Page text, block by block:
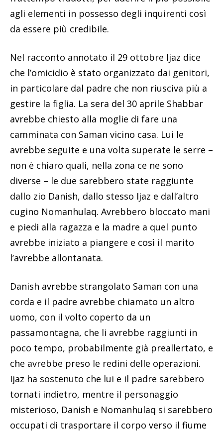
agli elementi in possesso degli inquirenti così
da essere più credibile.
Nel racconto annotato il 29 ottobre Ijaz dice
che l’omicidio è stato organizzato dai genitori,
in particolare dal padre che non riusciva più a
gestire la figlia. La sera del 30 aprile Shabbar
avrebbe chiesto alla moglie di fare una
camminata con Saman vicino casa. Lui le
avrebbe seguite e una volta superate le serre –
non è chiaro quali, nella zona ce ne sono
diverse – le due sarebbero state raggiunte
dallo zio Danish, dallo stesso Ijaz e dall’altro
cugino Nomanhulaq. Avrebbero bloccato mani
e piedi alla ragazza e la madre a quel punto
avrebbe iniziato a piangere e così il marito
l’avrebbe allontanata.
Danish avrebbe strangolato Saman con una
corda e il padre avrebbe chiamato un altro
uomo, con il volto coperto da un
passamontagna, che li avrebbe raggiunti in
poco tempo, probabilmente già preallertato, e
che avrebbe preso le redini delle operazioni.
Ijaz ha sostenuto che lui e il padre sarebbero
tornati indietro, mentre il personaggio
misterioso, Danish e Nomanhulaq si sarebbero
occupati di trasportare il corpo verso il fiume